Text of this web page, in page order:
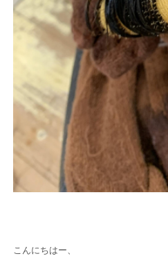
こんにちはー、